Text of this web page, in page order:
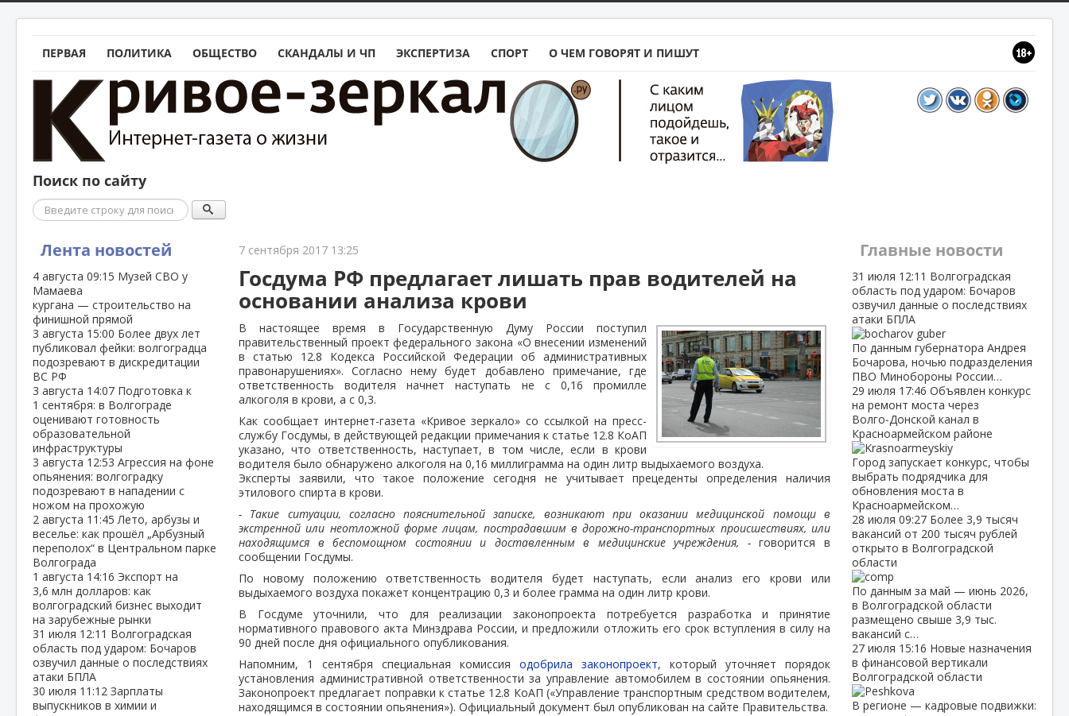
ПЕРВАЯ ПОЛИТИКА ОБЩЕСТВО СКАНДАЛЫ И ЧП ЭКСПЕРТИЗА СПОРТ О ЧЕМ ГОВОРЯТ И ПИШУТ
Поиск по сайту
Поиск
Лента новостей
4 августа 09:15 Музей СВО у
Мамаева
кургана — строительство на
финишной прямой
3 августа 15:00 Более двух лет
публиковал фейки: волгоградца
подозревают в дискредитации
ВС РФ
3 августа 14:07 Подготовка к
1 сентября: в Волгограде
оценивают готовность
образовательной
инфраструктуры
3 августа 12:53 Агрессия на фоне
опьянения: волгоградку
подозревают в нападении с
ножом на прохожую
2 августа 11:45Лето, арбузы и
веселье: как прошёл „Арбузный
переполох“ в Центральном парке
Волгограда
1 августа 14:16 Экспорт на
3,6 млн долларов: как
волгоградский бизнес выходит
на зарубежные рынки
31 июля 12:11 Волгоградская
область под ударом: Бочаров
озвучил данные о последствиях
атаки БПЛА
30 июля 11:12 Зарплаты
выпускников в химии и
7 сентября 2017 13:25
Госдума РФ предлагает лишать прав водителей на
основании анализа крови
В настоящее время в Государственную Думу России поступил
правительственный проект федерального закона «О внесении изменений
в статью 12.8 Кодекса Российской Федерации об административных
правонарушениях». Согласно нему будет добавлено примечание, где
ответственность водителя начнет наступать не с 0,16 промилле
алкоголя в крови, а с 0,3.
Как сообщает интернет-газета «Кривое зеркало» со ссылкой на пресс-
службу Госдумы, в действующей редакции примечания к статье 12.8 КоАП
указано, что ответственность, наступает, в том числе, если в крови
водителя было обнаружено алкоголя на 0,16 миллиграмма на один литр выдыхаемого воздуха.
Эксперты заявили, что такое положение сегодня не учитывает прецеденты определения наличия
этилового спирта в крови.
- Такие ситуации, согласно пояснительной записке, возникают при оказании медицинской помощи в
экстренной или неотложной форме лицам, пострадавшим в дорожно-транспортных происшествиях, или
находящимся в беспомощном состоянии и доставленным в медицинские учреждения, -говорится в
сообщении Госдумы.
По новому положению ответственность водителя будет наступать, если анализ его крови или
выдыхаемого воздуха покажет концентрацию 0,3 и более грамма на один литр крови.
В Госдуме уточнили, что для реализации законопроекта потребуется разработка и принятие
нормативного правового акта Минздрава России, и предложили отложить его срок вступления в силу на
90 дней после дня официального опубликования.
Напомним, 1 сентября специальная комиссия одобрила законопроект, который уточняет порядок
установления административной ответственности за управление автомобилем в состоянии опьянения.
Законопроект предлагает поправки к статье 12.8 КоАП («Управление транспортным средством водителем,
находящимся в состоянии опьянения»). Официальный документ был опубликован на сайте Правительства.
Главные новости
31 июля 12:11 Волгоградская
область под ударом: Бочаров
озвучил данные о последствиях
атаки БПЛА
По данным губернатора Андрея
Бочарова, ночью подразделения
ПВО Минобороны России…
29 июля 17:46 Объявлен конкурс
на ремонт моста через
Волго‑Донской канал в
Красноармейском районе
Город запускает конкурс, чтобы
выбрать подрядчика для
обновления моста в
Красноармейском…
28 июля 09:27 Более 3,9 тысяч
вакансий от 200 тысяч рублей
открыто в Волгоградской
области
По данным за май — июнь 2026,
в Волгоградской области
размещено свыше 3,9 тыс.
вакансий с…
27 июля 15:16 Новые назначения
в финансовой вертикали
Волгоградской области
В регионе — кадровые подвижки: